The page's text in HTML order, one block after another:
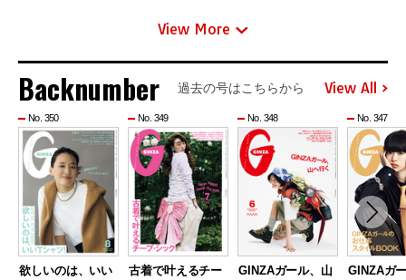
View More
Backnumber 過去の号はこちらから View All
No. 350
欲しいのは、いい
No. 349
古着で叶えるチー
No. 348
GINZAガール、山
No. 347
GINZAガ